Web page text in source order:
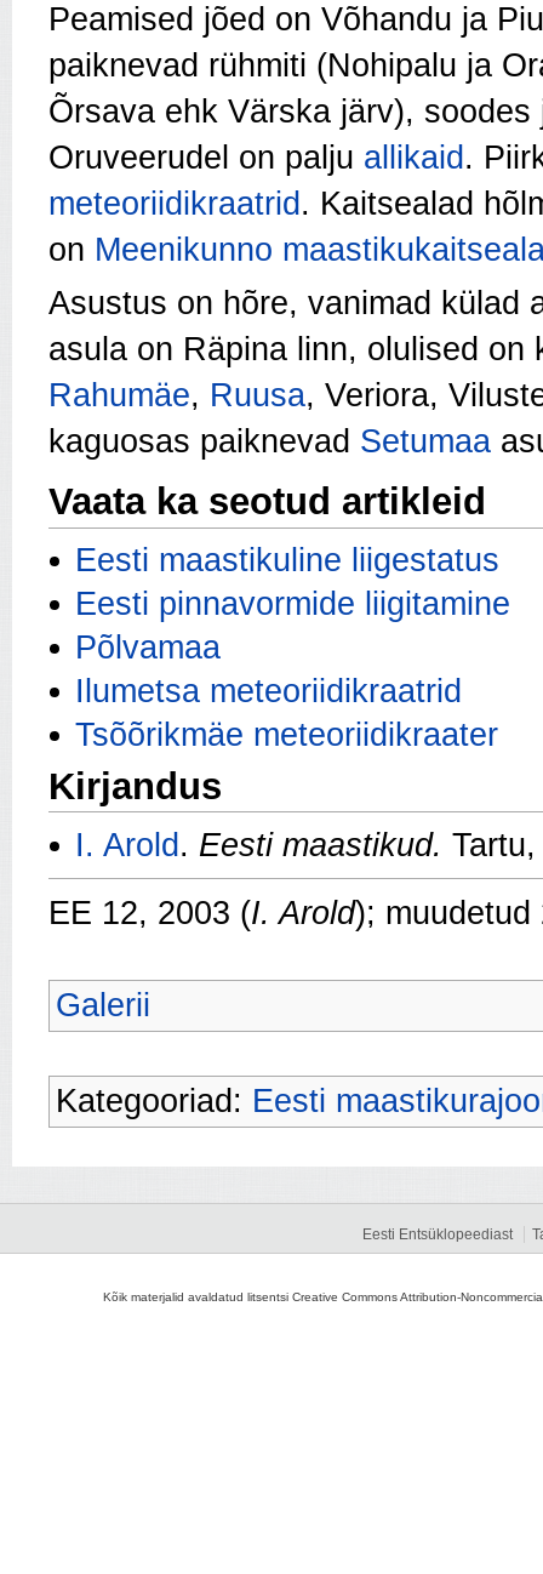
Peamised jõed on Võhandu ja
paiknevad rühmiti (Nohipalu ja
Õrsava ehk Värska järv),
Oruveerudel on palju allikaid .
meteoriidikraatrid . Kaitsealad
on Meenikunno
Asustus on hõre, vanimad külad
asula on Räpina linn, olulised on
Rahumäe, Ruusa, Veriora,
kaguosas paiknevad Setumaa
Vaata ka seotud artikleid
Eesti maastikuline liigestatus
Eesti pinnavormide liigitamine
Põlvamaa
Ilumetsa meteoriidikraatrid
Tsõõrikmäe meteoriidikraater
Kirjandus
I. Arold . Eesti maastikud.
EE 12, 2003 (I. Arold); muudetud
Galerii
Kategooriad: Eesti
Eesti Entsüklopeediast
Kõik materjalid avaldatud litsentsi Creative Commons Attribution-